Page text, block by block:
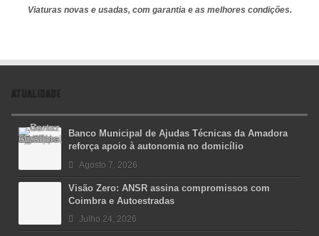
Viaturas novas e usadas, com garantia e as melhores condições.
ATUALIDADE
Banco Municipal de Ajudas Técnicas da Amadora
reforça apoio à autonomia no domicílio
Agosto 7, 2026
Visão Zero: ANSR assina compromissos com
Coimbra e Autoestradas
Julho 24, 2026